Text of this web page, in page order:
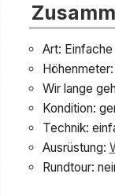
Art:
Wir lange
Kondition:
Technik:
Ausrüstung:
Rundtour: